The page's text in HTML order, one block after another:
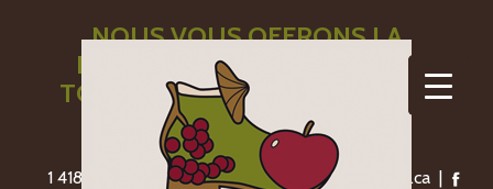
NOUS VOUS OFFRONS LA
LIVRAISON GRATUITE POUR
TOUTE COMMANDE DE 110$ ET
PLUS
1 418-775-1306 | saveursindigenes@lacabottine.ca |